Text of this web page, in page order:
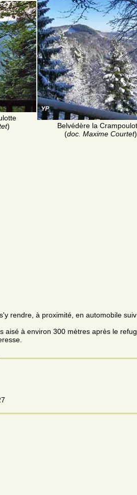
)
Belvédère la
(doc. Maxime Courtet)
rendre, à proximité, en automobile
aisé à environ 300 mètres après le